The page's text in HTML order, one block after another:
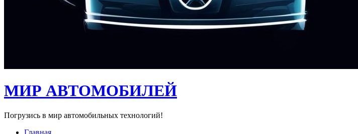
МИР АВТОМОБИЛЕЙ
Погрузись в мир автомобильных технологий!
Главная